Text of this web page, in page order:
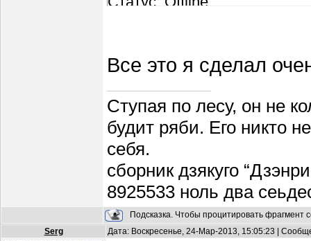
Все это я сделал
Ступая по лесу, он не
будит ряби. Его никто
себя.
сборник дзякуго
8925533 ноль два
Подсказка. Чтобы процитировать фрагмент
Serg
Дата: Воскресенье, 24-Мар-2013, 15:05:23 |